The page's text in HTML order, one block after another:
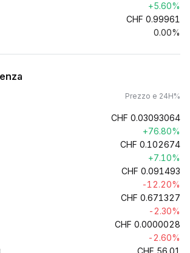
+5.60%
CHF 0.99961
0.00%
Prezzo e 24H%
CHF 0.03093064
+76.80%
CHF 0.102674
+7.10%
CHF 0.091493
-12.20%
CHF 0.671327
-2.30%
CHF 0.0000028
-2.60%
CHF 56.01